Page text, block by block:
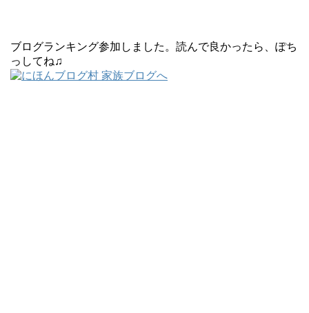
ブログランキング参加しました。読んで良かったら、ぽち
っしてね♫